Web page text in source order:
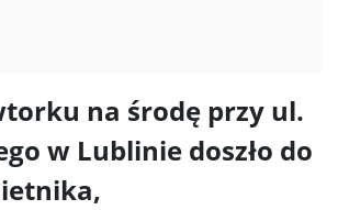
na środę przy ul.
w Lublinie doszło do